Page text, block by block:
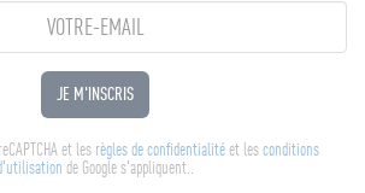
JE M'INSCRIS
et les règles de confidentialitéet les conditions
de Google s'appliquent..